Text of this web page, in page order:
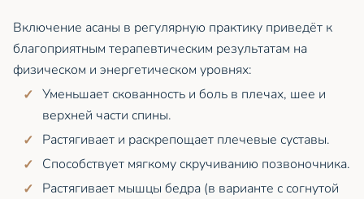
Включение асаны в регулярную практику приведёт к
благоприятным терапевтическим результатам на
физическом и энергетическом уровнях:
Уменьшает скованность и боль в плечах, шее и
верхней части спины.
Растягивает и раскрепощает плечевые суставы.
Способствует мягкому скручиванию позвоночника.
Растягивает мышцы бедра (в варианте с согнутой